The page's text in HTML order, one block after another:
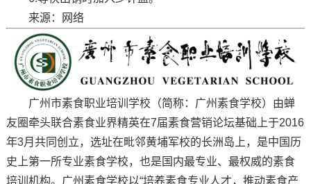
来源：网络
广州市素食职业培训学校（简称：广州素食学校）由蝉
友圈牵头联合素食业界精英在7届素食营销论坛基础上于2016
年3月共同创立，选址在毗邻黄埔军校的长洲岛上，是中国历
史上第一所专业素食学校，也是国内最专业、最权威的素食
培训机构。广州素食学校以“培养素食专业人才，推动素食产